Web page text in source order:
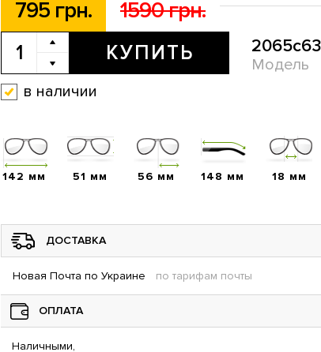
795 грн. 1590 грн.
КУПИТЬ 2065c63
Модель
в наличии
142 мм 51 мм 56 мм 148 мм 18 мм
ДОСТАВКА
Новая Почта по Украине по тарифам почты
ОПЛАТА
Наличными,